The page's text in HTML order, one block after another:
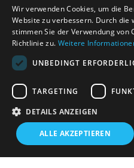
Presse
Jobs
In Memoriam: Gerhard
Wir verwenden Cookies, um die
Website zu verbessern. Durch
stimmen Sie der Verwendung von
Richtlinie zu. Weitere
UNBEDINGT
TARGETING
DETAILS ANZEIGEN
ALLE AKZEPTIEREN